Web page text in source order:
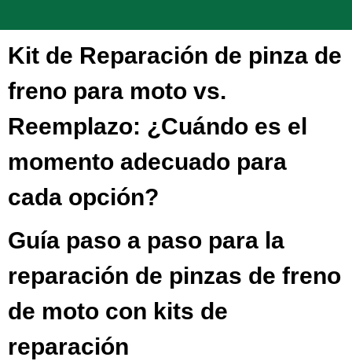
Kit de Reparación de pinza de
freno para moto vs.
Reemplazo: ¿Cuándo es el
momento adecuado para
cada opción?
Guía paso a paso para la
reparación de pinzas de freno
de moto con kits de
reparación